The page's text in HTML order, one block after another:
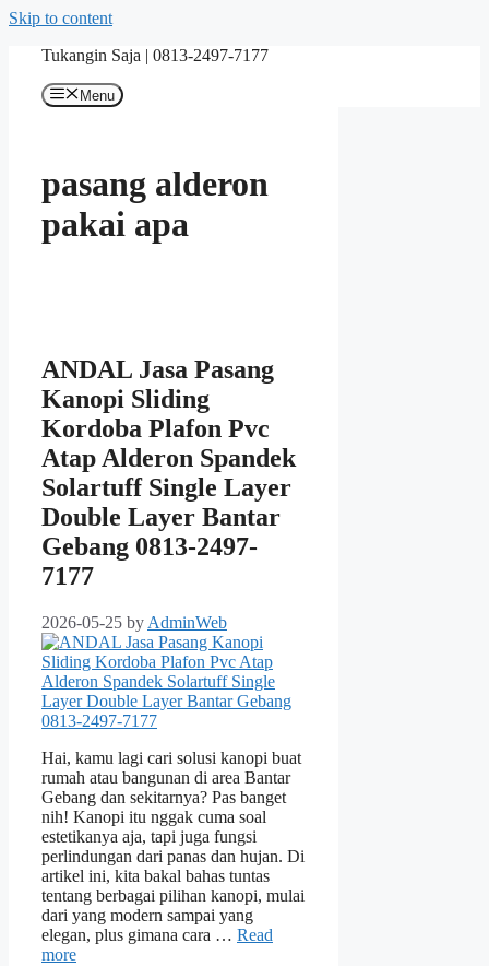
Skip to content
Tukangin Saja | 0813-2497-7177
Menu
pasang alderon
pakai apa
ANDAL Jasa Pasang
Kanopi Sliding
Kordoba Plafon Pvc
Atap Alderon Spandek
Solartuff Single Layer
Double Layer Bantar
Gebang 0813-2497-
7177
2026-05-25 by AdminWeb
Hai, kamu lagi cari solusi kanopi buat
rumah atau bangunan di area Bantar
Gebang dan sekitarnya? Pas banget
nih! Kanopi itu nggak cuma soal
estetikanya aja, tapi juga fungsi
perlindungan dari panas dan hujan. Di
artikel ini, kita bakal bahas tuntas
tentang berbagai pilihan kanopi, mulai
dari yang modern sampai yang
elegan, plus gimana cara … Read
more